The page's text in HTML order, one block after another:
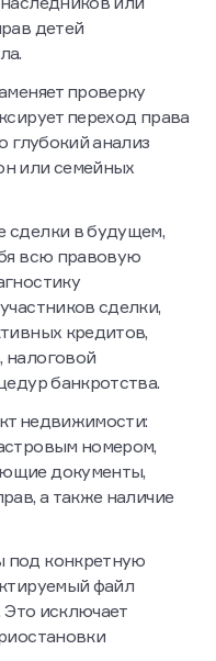
детей
проверку
переход права
глубокий анализ
или семейных
сделки в будущем,
всю правовую
сделки,
кредитов,
налоговой
банкротства.
недвижимости:
номером,
документы,
а также наличие
под конкретную
файл
Это исключает